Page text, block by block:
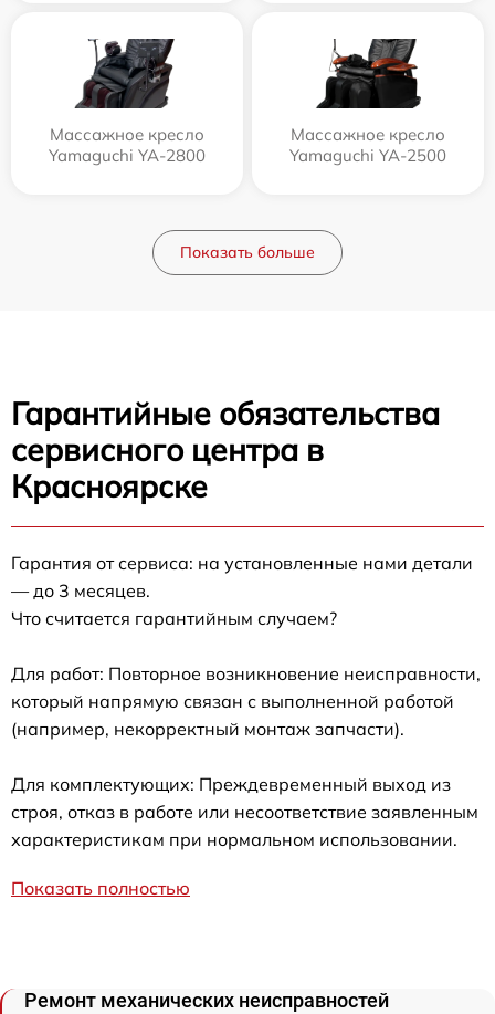
Массажное кресло
Yamaguchi YA-2800
Массажное кресло
Yamaguchi YA-2500
Показать больше
Гарантийные обязательства
сервисного центра в
Красноярске
Гарантия от сервиса: на установленные нами детали
— до 3 месяцев.
Что считается гарантийным случаем?
Для работ: Повторное возникновение неисправности,
который напрямую связан с выполненной работой
(например, некорректный монтаж запчасти).
Для комплектующих: Преждевременный выход из
строя, отказ в работе или несоответствие заявленным
характеристикам при нормальном использовании.
Показать полностью
Ремонт механических неисправностей